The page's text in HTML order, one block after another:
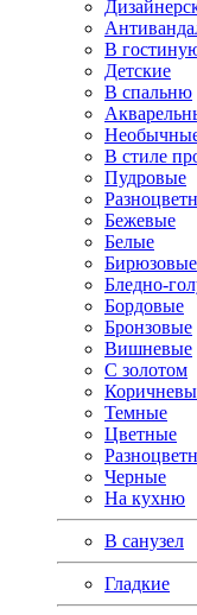
В
Детские
В спальню
В стиле
Пудровые
Бежевые
Белые
Бирюзовые
Бледно-
Бордовые
Бронзовые
Вишневые
С золотом
Темные
Цветные
Черные
На кухню
В санузел
Гладкие